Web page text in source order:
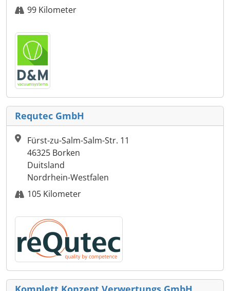
99 Kilometer
Requtec GmbH
Fürst-zu-Salm-Salm-Str. 11
46325 Borken
Duitsland
Nordrhein-Westfalen
105 Kilometer